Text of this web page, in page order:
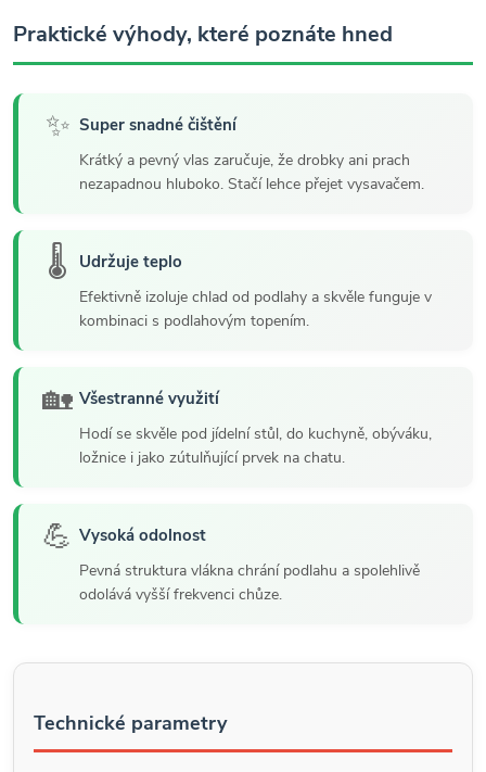
Praktické výhody, které poznáte hned
✨ Super snadné čištění
Krátký a pevný vlas zaručuje, že drobky ani prach
nezapadnou hluboko. Stačí lehce přejet vysavačem.
🌡️ Udržuje teplo
Efektivně izoluje chlad od podlahy a skvěle funguje v
kombinaci s podlahovým topením.
🏡 Všestranné využití
Hodí se skvěle pod jídelní stůl, do kuchyně, obýváku,
ložnice i jako zútulňující prvek na chatu.
💪 Vysoká odolnost
Pevná struktura vlákna chrání podlahu a spolehlivě
odolává vyšší frekvenci chůze.
Technické parametry